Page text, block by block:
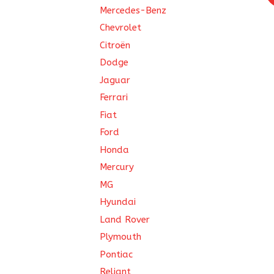
Mercedes-Benz
Chevrolet
Citroën
Dodge
Jaguar
Ferrari
Fiat
Ford
Honda
Mercury
MG
Hyundai
Land Rover
Plymouth
Pontiac
Reliant